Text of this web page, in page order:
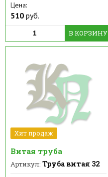
Цена:
510 руб.
В КОРЗИНУ
Хит продаж
Витая труба
Артикул: Труба витая 32